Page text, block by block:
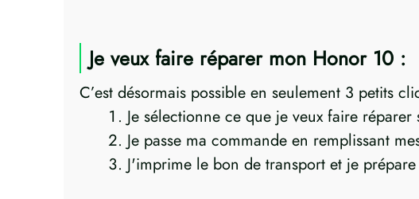
Je veux faire réparer mon Honor 10 :
C’est désormais possible en seulement 3 petits
Je sélectionne ce que je veux faire réparer
Je passe ma commande en remplissant
J'imprime le bon de transport et je